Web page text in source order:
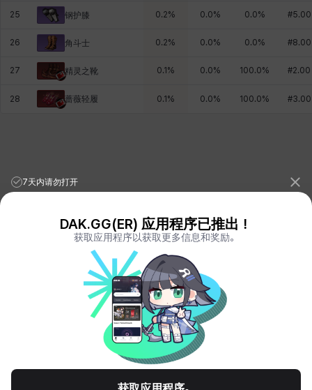
25 钢护膝 0.2% 0.0% 0.0% #5.00
26 角斗士 0.2% 0.0% 0.0% #8.00
27 精灵之靴 0.1 % 0.0% 100.0% #2.00
28 蔷薇轻履 0.1 % 0.0% 100.0% #3.00
League of Legends StatsPORO.GG
Teamfight Tactics Stats
LOLCHESS.GG
VALORANT.DAK.GG
PUBG.DAK.GG
Eternal Return StatsER.DAK.GG
Genshin Impact Stats
GENSHIN.DAK.GG
DEADLOCK.DAK.GG
Terms of Service Privacy Notice
7天内请勿打开
DAK.GG(ER) 应用程序已推出！
获取应用程序以获取更多信息和奖励。